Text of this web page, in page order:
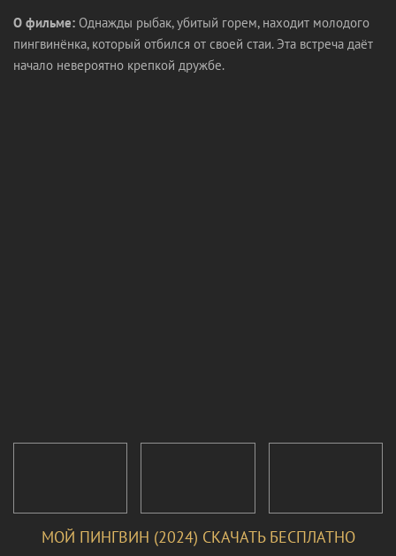
О фильме: Однажды рыбак, убитый горем, находит молодого
пингвинёнка, который отбился от своей стаи. Эта встреча даёт
начало невероятно крепкой дружбе.
МОЙ ПИНГВИН (2024) СКАЧАТЬ БЕСПЛАТНО